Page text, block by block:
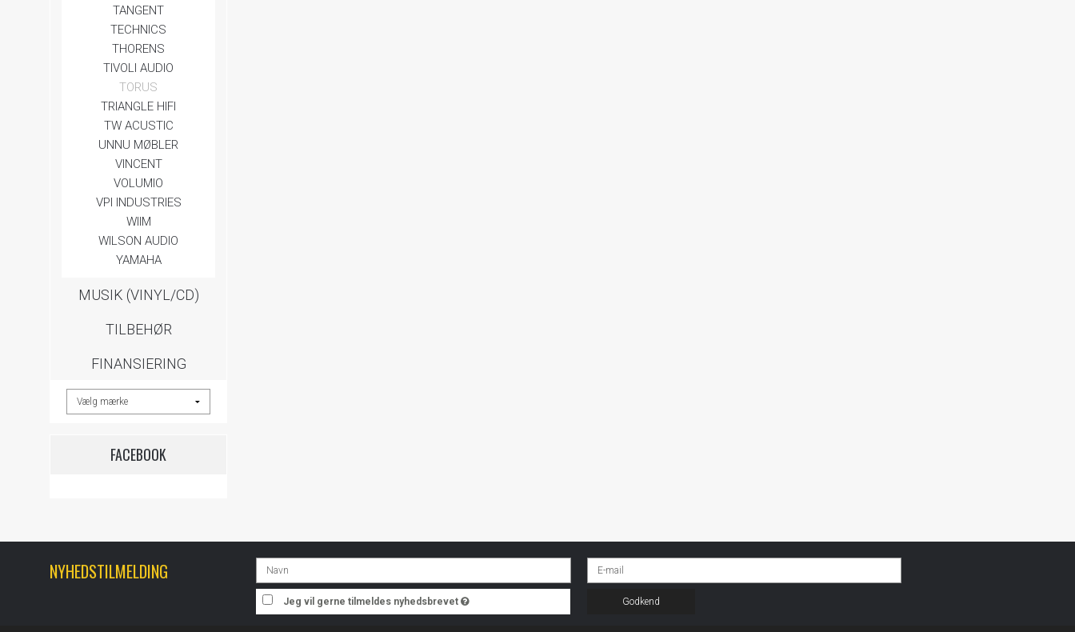
TANGENT
TECHNICS
THORENS
TIVOLI AUDIO
TORUS
TRIANGLE HIFI
TW ACUSTIC
UNNU MØBLER
VINCENT
VOLUMIO
VPI INDUSTRIES
WIIM
WILSON AUDIO
YAMAHA
MUSIK (VINYL/CD)
TILBEHØR
FINANSIERING
FACEBOOK
NYHEDSTILMELDING
Jeg vil gerne tilmeldes nyhedsbrevet Godkend